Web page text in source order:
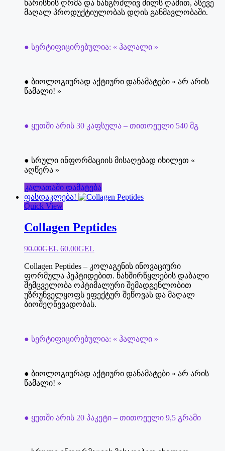
50.00₾.
27.00₾.
ხარისხის ღრმა და ხანგრძლივ ძილს ღამით, ასევე
მაღალ პროდუქტიულობას დღის განმავლობაში.
● სერტიფიცირებულია: « ჰალალი »
● ბიოლოგიურად აქტიური დანამატები « არ არის
წამალი! »
● ყუთში არის 30 კაფსულა – თითოეული 540 მგ
● სრული ინფორმაციის მისაღებად იხილეთ «
აღწერა »
კალათაში დამატება
ფასდაკლება!
Quick View
Collagen Peptides
90.00GEL Original
was:
90.00₾.
60.00GEL
is:
60.00₾.
Collagen Peptides – კოლაგენის ინოვაციური
ფორმულა პეპტიდებით. ნახშირწყლების დაბალი
შემცველობა ოპტიმალური შემადგენლობით
უზრუნველყოფს ეფექტურ შეწოვას და მაღალ
ბიოშეღწევადობას.
● სერტიფიცირებულია: « ჰალალი »
● ბიოლოგიურად აქტიური დანამატები « არ არის
წამალი! »
● ყუთში არის 20 პაკეტი – თითოეული 9,5 გრამი